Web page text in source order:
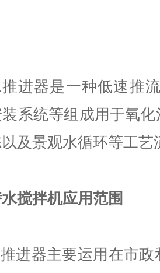
进器是一种低速推
系统等组成用于氧
及景观水循环等工
搅拌机应用范围
进器主要运用在市